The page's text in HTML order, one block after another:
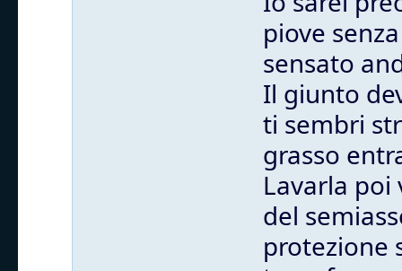
piove
sensato
Il giunto
ti sembri
grasso
Lavarla
del
protezione